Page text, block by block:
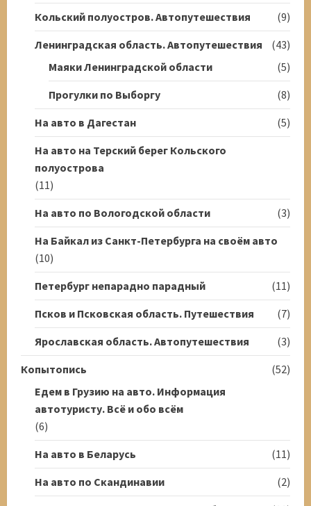
Кольский полуостров. Автопутешествия
(9)
Ленинградская область. Автопутешествия
(43)
Маяки Ленинградской области
(5)
Прогулки по Выборгу
(8)
На авто в Дагестан
(5)
На авто на Терский берег Кольского
полуострова
(11)
На авто по Вологодской области
(3)
На Байкал из Санкт-Петербурга на своём авто
(10)
Петербург непарадно парадный
(11)
Псков и Псковская область. Путешествия
(7)
Ярославская область. Автопутешествия
(3)
Копытопись
(52)
Едем в Грузию на авто. Информация
автотуристу. Всё и обо всём
(6)
На авто в Беларусь
(11)
На авто по Скандинавии
(2)